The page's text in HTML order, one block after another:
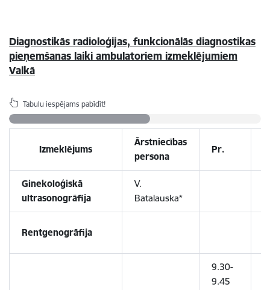
Diagnostikās radioloģijas, funkcionālās diagnostikas
pieņemšanas laiki ambulatoriem izmeklējumiem
Valkā
Tabulu iespējams pabīdīt!
Izmeklējums
Ārstniecības
persona
Pr.
Ginekoloģiskā
ultrasonogrāfija
V.
Batalauska*
Rentgenogrāfija
9.30-
9.45